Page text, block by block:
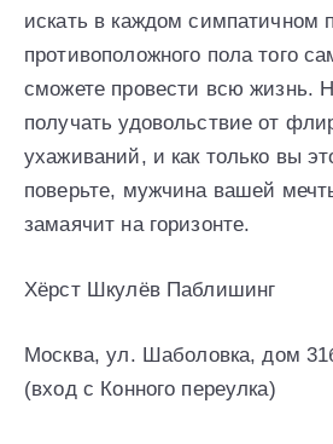
искать в каждом симпатичном
противоположного пола того
сможете провести всю жизнь.
получать удовольствие от
ухаживаний, и как только вы
поверьте, мужчина вашей
замаячит на горизонте.
Хёрст Шкулёв Паблишинг
Москва, ул. Шаболовка, дом
(вход с Конного переулка)